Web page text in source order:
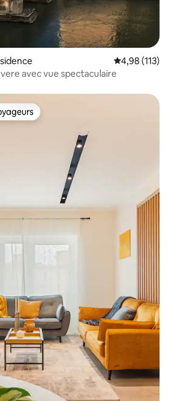
Évaluation
4,98 (113)
avec vue spectaculaire
les plus appréciés